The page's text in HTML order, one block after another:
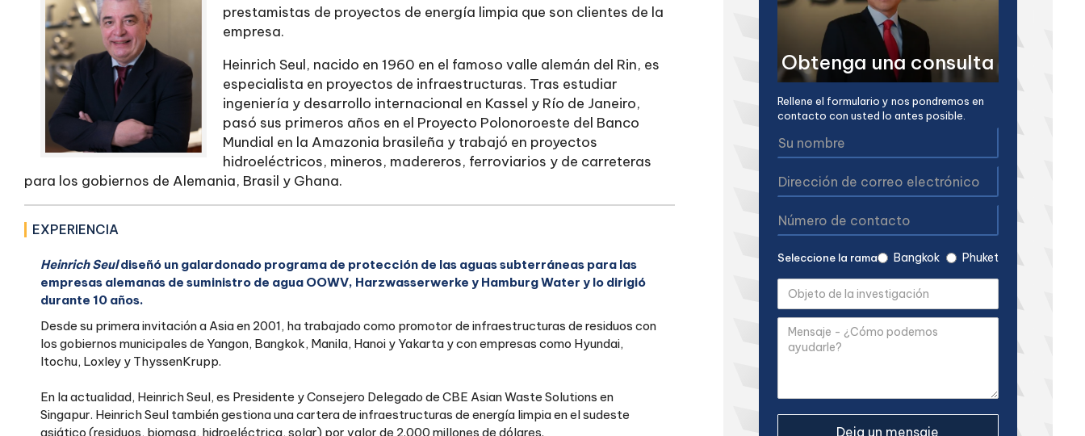
prestamistas de proyectos de energía limpia que son clientes de la
empresa.
Heinrich Seul, nacido en 1960 en el famoso valle alemán del Rin, es
especialista en proyectos de infraestructuras. Tras estudiar
ingeniería y desarrollo internacional en Kassel y Río de Janeiro,
pasó sus primeros años en el Proyecto Polonoroeste del Banco
Mundial en la Amazonia brasileña y trabajó en proyectos
hidroeléctricos, mineros, madereros, ferroviarios y de carreteras
para los gobiernos de Alemania, Brasil y Ghana.
EXPERIENCIA
Heinrich Seuldiseñó un galardonado programa de protección de las aguas subterráneas para las
empresas alemanas de suministro de agua OOWV, Harzwasserwerke y Hamburg Water y lo dirigió
durante 10 años.
Desde su primera invitación a Asia en 2001, ha trabajado como promotor de infraestructuras de residuos con
los gobiernos municipales de Yangon, Bangkok, Manila, Hanoi y Yakarta y con empresas como Hyundai,
Itochu, Loxley y ThyssenKrupp.
En la actualidad, Heinrich Seul, es Presidente y Consejero Delegado de CBE Asian Waste Solutions en
Singapur. Heinrich Seul también gestiona una cartera de infraestructuras de energía limpia en el sudeste
asiático (residuos, biomasa, hidroeléctrica, solar) por valor de 2.000 millones de dólares.
Obtenga una consulta
Rellene el formulario y nos pondremos en
contacto con usted lo antes posible.
Seleccione la rama Bangkok Phuket